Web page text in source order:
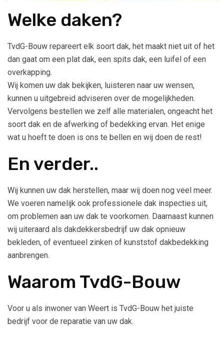
Welke daken?
TvdG-Bouw repareert elk soort dak, het maakt niet uit of het
dan gaat om een plat dak, een spits dak, een luifel of een
overkapping.
Wij komen uw dak bekijken, luisteren naar uw wensen,
kunnen u uitgebreid adviseren over de mogelijkheden.
Vervolgens bestellen we zelf alle materialen, ongeacht het
soort dak en de afwerking of bedekking ervan. Het enige
wat u hoeft te doen is ons te bellen en wij doen de rest!
En verder..
Wij kunnen uw dak herstellen, maar wij doen nog veel meer.
We voeren namelijk ook professionele dak inspecties uit,
om problemen aan uw dak te voorkomen. Daarnaast kunnen
wij uiteraard als dakdekkersbedrijf uw dak opnieuw
bekleden, of eventueel zinken of kunststof dakbedekking
aanbrengen.
Waarom TvdG-Bouw
Voor u als inwoner van Weert is TvdG-Bouw het juiste
bedrijf voor de reparatie van uw dak.